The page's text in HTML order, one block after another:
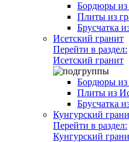
Бордюры из
Плиты из
Брусчатка
Исетский гранит
Перейти в раздел:
Исетский гранит
Бордюры из
Плиты из
Брусчатка
Кунгурский
Перейти в раздел:
Кунгурский